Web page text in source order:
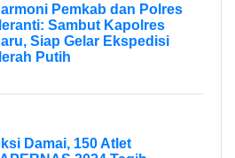
Pemkab dan Polres
Sambut Kapolres
Siap Gelar Ekspedisi
Putih
Damai, 150 Atlet